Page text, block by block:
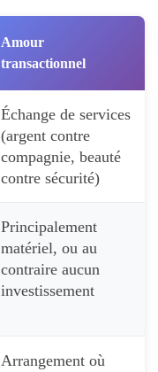
Amour
transactionnel
Échange de services
(argent contre
compagnie, beauté
contre sécurité)
Principalement
matériel, ou au
contraire aucun
investissement
Arrangement où